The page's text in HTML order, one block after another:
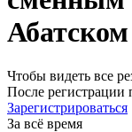
Абатском
Чтобы видеть все
После
Зарегистрироваться
За всё время